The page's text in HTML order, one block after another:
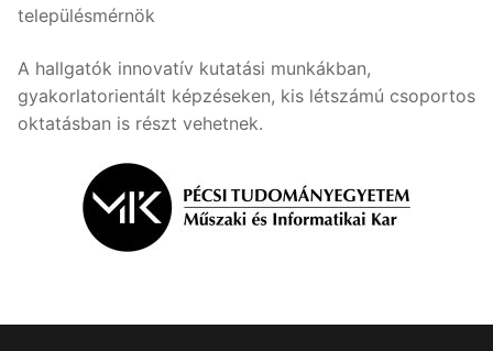
településmérnök
A hallgatók innovatív kutatási munkákban,
gyakorlatorientált képzéseken, kis létszámú csoportos
oktatásban is részt vehetnek.